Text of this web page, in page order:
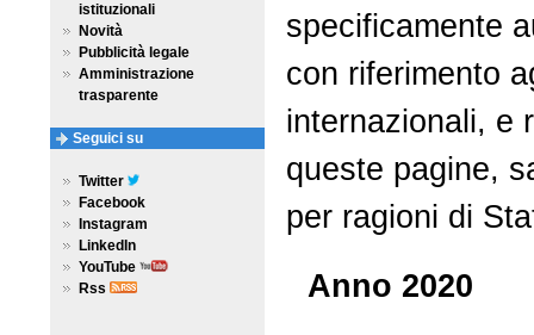
specificamente
con riferimento
internazionali, e
queste pagine,
per ragioni di
Anno 2020
istituzionali
Novità
Pubblicità legale
Amministrazione
trasparente
Seguici su
Twitter
Facebook
Instagram
LinkedIn
YouTube
Rss